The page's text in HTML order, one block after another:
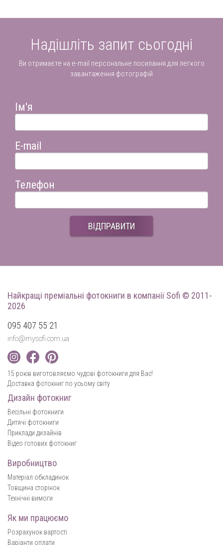
Надішліть запит сьогодні
Ви отримаєте на e-mail персональне посилання для легкого
завантаження фотографій
Ім'я
E-mail
Телефон
ВІДПРАВИТИ
Найкращі преміальні фотокниги в компанії Sofi © 2011-
2026
095 407 55 21
info@mysofi.com.ua
15 років виготовляємо чудові фотокниги для Вас!
Доставка фотокниг по усьому світу
Дизайн фотокниг
Весільні фотокниги
Дитячі фотокниги
Приклади дизайнів
Відео готових фотокниг
Виробництво
Матеріал обкладинок
Товщина сторінок
Технічні вимоги
Як ми працюємо
Розрахунок вартості
Варіанти оплати